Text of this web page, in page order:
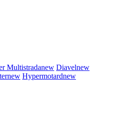
Multistradanew Diavelnew
new Hypermotardnew